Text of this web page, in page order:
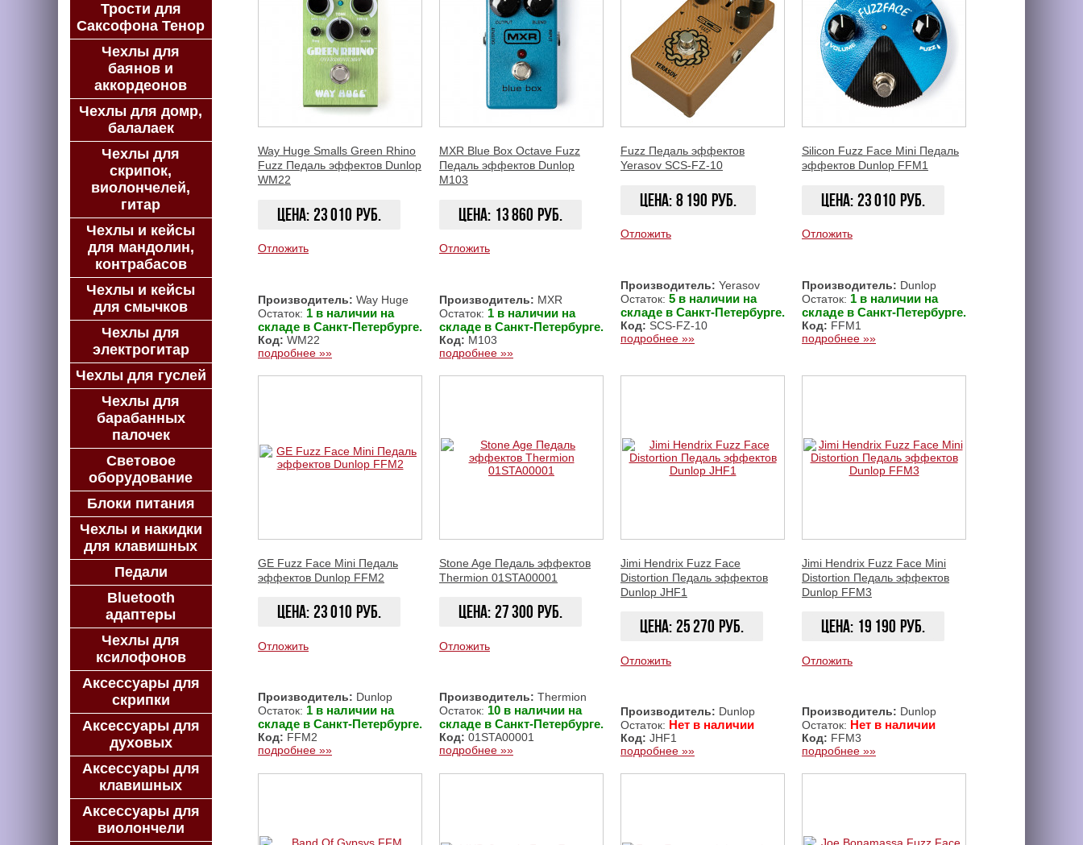
Way Huge Smalls Green Rhino
Fuzz Педаль эффектов Dunlop
WM22
Цена: 23 010 руб.
Отложить
Производитель: Way Huge
Остаток: 1 в наличии на
складе в Санкт-Петербурге.
Код: WM22
подробнее »»
MXR Blue Box Octave Fuzz
Педаль эффектов Dunlop
M103
Цена: 13 860 руб.
Отложить
Производитель: MXR
Остаток: 1 в наличии на
складе в Санкт-Петербурге.
Код: M103
подробнее »»
Fuzz Педаль эффектов
Yerasov SCS-FZ-10
Цена: 8 190 руб.
Отложить
Производитель: Yerasov
Остаток: 5 в наличии на
складе в Санкт-Петербурге.
Код: SCS-FZ-10
подробнее »»
Silicon Fuzz Face Mini Педаль
эффектов Dunlop FFM1
Цена: 23 010 руб.
Отложить
Производитель: Dunlop
Остаток: 1 в наличии на
складе в Санкт-Петербурге.
Код: FFM1
подробнее »»
GE Fuzz Face Mini Педаль
эффектов Dunlop FFM2
Цена: 23 010 руб.
Отложить
Производитель: Dunlop
Остаток: 1 в наличии на
складе в Санкт-Петербурге.
Код: FFM2
подробнее »»
Stone Age Педаль эффектов
Thermion 01STA00001
Цена: 27 300 руб.
Отложить
Производитель: Thermion
Остаток: 10 в наличии на
складе в Санкт-Петербурге.
Код: 01STA00001
подробнее »»
Jimi Hendrix Fuzz Face
Distortion Педаль эффектов
Dunlop JHF1
Цена: 25 270 руб.
Отложить
Производитель: Dunlop
Остаток: Нет в наличии
Код: JHF1
подробнее »»
Jimi Hendrix Fuzz Face Mini
Distortion Педаль эффектов
Dunlop FFM3
Цена: 19 190 руб.
Отложить
Производитель: Dunlop
Остаток: Нет в наличии
Код: FFM3
подробнее »»
Трости для
Саксофона Тенор
Чехлы для
баянов и
аккордеонов
Чехлы для домр,
балалаек
Чехлы для
скрипок,
виолончелей,
гитар
Чехлы и кейсы
для мандолин,
контрабасов
Чехлы и кейсы
для смычков
Чехлы для
электрогитар
Чехлы для гуслей
Чехлы для
барабанных
палочек
Световое
оборудование
Блоки питания
Чехлы и накидки
для клавишных
Педали
Bluetooth
адаптеры
Чехлы для
ксилофонов
Аксессуары для
скрипки
Аксессуары для
духовых
Аксессуары для
клавишных
Аксессуары для
виолончели